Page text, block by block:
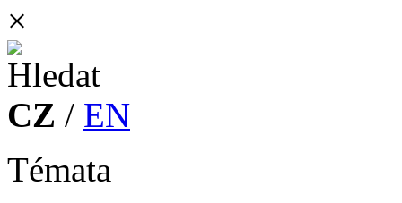
×
CZ / EN
Témata